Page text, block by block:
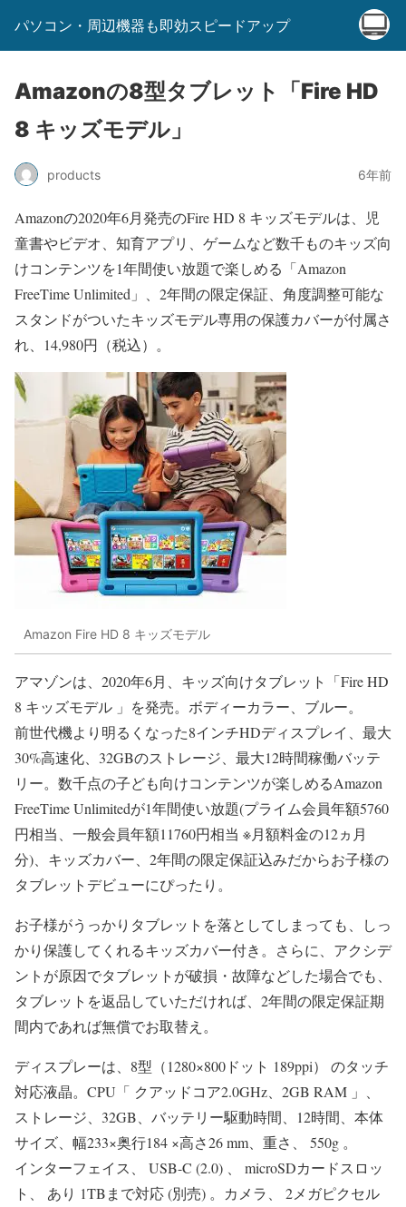
パソコン・周辺機器も即効スピードアップ
Amazonの8型タブレット「Fire HD
8 キッズモデル」
products 6年前
Amazonの2020年6月発売のFire HD 8 キッズモデルは、児
童書やビデオ、知育アプリ、ゲームなど数千ものキッズ向
けコンテンツを1年間使い放題で楽しめる「Amazon
FreeTime Unlimited」、2年間の限定保証、角度調整可能な
スタンドがついたキッズモデル専用の保護カバーが付属さ
れ、14,980円（税込）。
Amazon Fire HD 8 キッズモデル
アマゾンは、2020年6月、キッズ向けタブレット「Fire HD
8 キッズモデル 」を発売。ボディーカラー、ブルー。
前世代機より明るくなった8インチHDディスプレイ、最大
30%高速化、32GBのストレージ、最大12時間稼働バッテ
リー。数千点の子ども向けコンテンツが楽しめるAmazon
FreeTime Unlimitedが1年間使い放題(プライム会員年額5760
円相当、一般会員年額11760円相当 ※月額料金の12ヵ月
分)、キッズカバー、2年間の限定保証込みだからお子様の
タブレットデビューにぴったり。
お子様がうっかりタブレットを落としてしまっても、しっ
かり保護してくれるキッズカバー付き。さらに、アクシデ
ントが原因でタブレットが破損・故障などした場合でも、
タブレットを返品していただければ、2年間の限定保証期
間内であれば無償でお取替え。
ディスプレーは、8型（1280×800ドット 189ppi） のタッチ
対応液晶。CPU「 クアッドコア2.0GHz、2GB RAM 」、
ストレージ、32GB、バッテリー駆動時間、12時間、本体
サイズ、幅233×奥行184 ×高さ26 mm、重さ、 550g 。
インターフェイス、 USB-C (2.0) 、 microSDカードスロッ
ト、 あり 1TBまで対応 (別売) 。カメラ、 2メガピクセル